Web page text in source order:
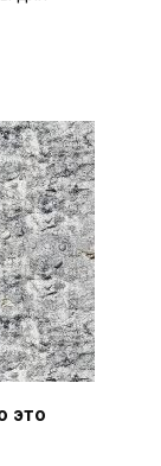
это